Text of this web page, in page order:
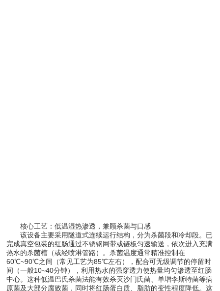
核心工艺：低温湿热渗透，兼顾杀菌与口感
该设备主要采用隧道式连续运行结构，分为杀菌段和冷却段。已
完成真空包装的红肠通过不锈钢网带或链板匀速输送，依次进入充满
热水的杀菌槽（或经喷淋管路）。杀菌温度通常精准控制在
60℃~90℃之间（常见工艺为85℃左右），配合可无级调节的停留时
间（一般10~40分钟），利用热水的强穿透力使热量均匀渗透至红肠
中心。这种低温巴氏杀菌法能有效杀灭沙门氏菌、单增李斯特菌等病
原菌及大部分腐败菌，同时将红肠蛋白质、脂肪的变性程度降低。这